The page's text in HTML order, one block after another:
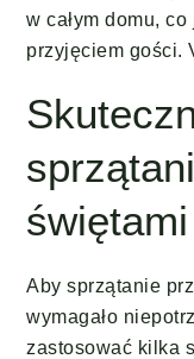
w całym domu,
przyjęciem gości.
świętami
Aby sprzątanie
wymagało
zastosować kilka